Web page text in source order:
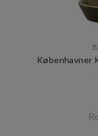
Københavner